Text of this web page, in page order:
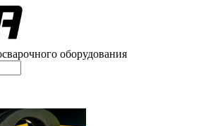
оборудования